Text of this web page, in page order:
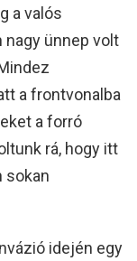
a valós
ünnep volt
a frontvonalba
a forró
rá, hogy itt
sokan
idején egy